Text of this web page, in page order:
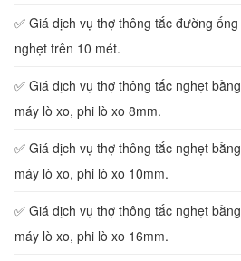
✅ Giá dịch vụ thợ thông tắc đường ống
nghẹt trên 10 mét.
✅ Giá dịch vụ thợ thông tắc nghẹt bằng
máy lò xo, phi lò xo 8mm.
✅ Giá dịch vụ thợ thông tắc nghẹt bằng
máy lò xo, phi lò xo 10mm.
✅ Giá dịch vụ thợ thông tắc nghẹt bằng
máy lò xo, phi lò xo 16mm.